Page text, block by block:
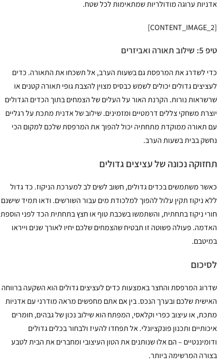
ערוגה מודולריות שמתאימות לכל שטח.
ואביזרים
לשדרג את המרפסת גם בשעות הערב, אל תשכחו את התאורה. כדים
גדולים יכולים לשמש כבסיס מצוין להצבת גופי תאורה קטנים או
נורות. הקרנת האור על העלים של הצמחים בתוך הכדים הגדולים
משחקי צללים דרמטיים ומזמינים. שילוב של אדנית מתכת על רגליים
תאורה ממוקדת מתחתיה יכול להפוך את המרפסת שלכם למקום הכי
בבית בשעות הערב.
נכונה של עציצים גדולים
משתמשים בכדים גדולים, חשוב לשים לב למערכת הניקוז. כד גדול
ניקוז תקין עלול להפוך למלכודת מים עבור השורשים. ודאו תמיד שישנם
ניקוז בתחתית, והשתמשו בשכבת טוף או חצץ בתחתית הכד לפני הוספת
פעולה פשוטה זו תבטיח שהצמחים שלכם יחיו לאורך שנים וייראו
המרפסת והחצר באמצעות כדים לעציצים גדולים הוא השקעה ברווחה
שלכם ובערך הנכס. בין אם אתם מחפשים מראה מודרני עם אדניות
או עיצוב כפרי וקלאסי, המפתח הוא שילוב נכון של גבהים, חומרים
ותכנון פונקציונלי. אל תפחדו להעיז ולבחור בכלים גדולים
– הם אלו שנותנים את הטון העיצובי ומחברים את הבית לטבע
המרשימה ביותר.